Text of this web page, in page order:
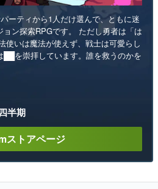
ーティから1人だけ選んで、ともに迷
ン探索RPGです。 ただし勇者は「は
使いは魔法が使えず、戦士は可愛らし
██を崇拝しています。誰を救うのかを
半期
ストアページ